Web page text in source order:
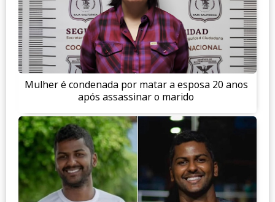
Mulher é condenada por matar a esposa 20 anos
após assassinar o marido